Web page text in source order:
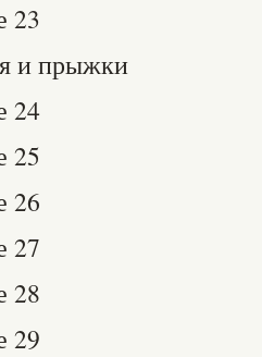
23
и прыжки
24
25
26
27
28
29